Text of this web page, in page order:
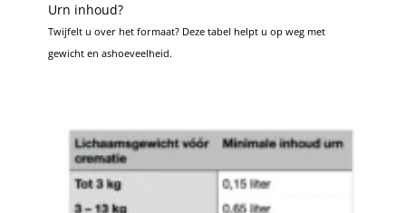
Urn inhoud?
Twijfelt u over het formaat? Deze tabel helpt u op weg met
gewicht en ashoeveelheid.